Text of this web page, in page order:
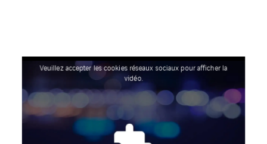
Veuillez accepter les cookies réseaux sociaux pour afficher la
vidéo.